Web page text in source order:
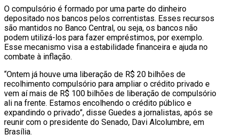
O compulsório é formado por uma parte do dinheiro
depositado nos bancos pelos correntistas. Esses recursos
são mantidos no Banco Central, ou seja, os bancos não
podem utilizá-los para fazer empréstimos, por exemplo.
Esse mecanismo visa a estabilidade financeira e ajuda no
combate à inflação.
“Ontem já houve uma liberação de R$ 20 bilhões de
recolhimento compulsório para ampliar o crédito privado e
vem aí mais de R$ 100 bilhões de liberação de compulsório
ali na frente. Estamos encolhendo o crédito público e
expandindo o privado”, disse Guedes a jornalistas, após se
reunir com o presidente do Senado, Davi Alcolumbre, em
Brasília.